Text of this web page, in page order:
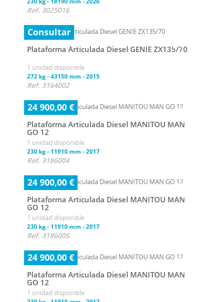
Ref. 3025016
Consultar
Plataforma Articulada Diesel GENIE ZX135/70
1 unidad disponible
272 kg-43150 mm -2015
Ref. 3164002
24 900,00 €
Plataforma Articulada Diesel MANITOU MAN
GO 12
1 unidad disponible
230 kg- 11910 mm -2017
Ref. 3186004
24 900,00 €
Plataforma Articulada Diesel MANITOU MAN
GO 12
1 unidad disponible
230 kg- 11910 mm -2017
Ref. 3186005
24 900,00 €
Plataforma Articulada Diesel MANITOU MAN
GO 12
1 unidad disponible